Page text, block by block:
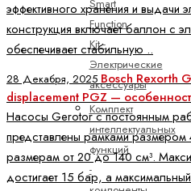
Smart
Function
Kit -
Электрические
аксессуары
Комплект
интеллектуальных
функций
-
эффективного хранения и выдачи
конструкция включает баллон с
обеспечивает стабильную ..
28 Декабря, 2025 Bosch Rexorth
displacement PGZ —
Насосы Gerotor с постоянным
представлены рамками размером
размерам от 20 до 140 см³.
достигает 15 бар, а